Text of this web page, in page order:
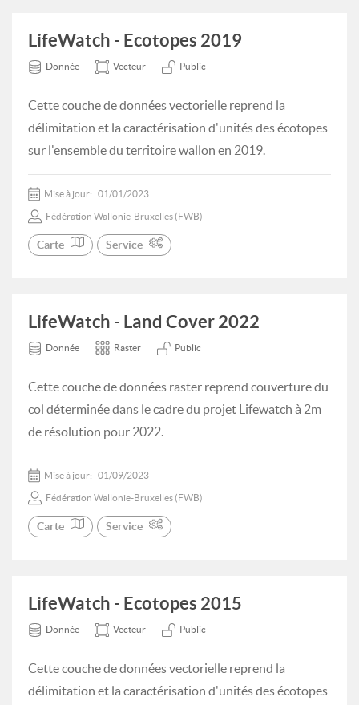
LifeWatch - Ecotopes 2019
Donnée Vecteur Public
Cette couche de données vectorielle reprend la
délimitation et la caractérisation d'unités des écotopes
sur l'ensemble du territoire wallon en 2019.
Mise à jour: 01/01/2023
Fédération Wallonie-Bruxelles (FWB)
Carte Service
LifeWatch - Land Cover 2022
Donnée Raster Public
Cette couche de données raster reprend couverture du
col déterminée dans le cadre du projet Lifewatch à 2m
de résolution pour 2022.
Mise à jour: 01/09/2023
Fédération Wallonie-Bruxelles (FWB)
Carte Service
LifeWatch - Ecotopes 2015
Donnée Vecteur Public
Cette couche de données vectorielle reprend la
délimitation et la caractérisation d'unités des écotopes